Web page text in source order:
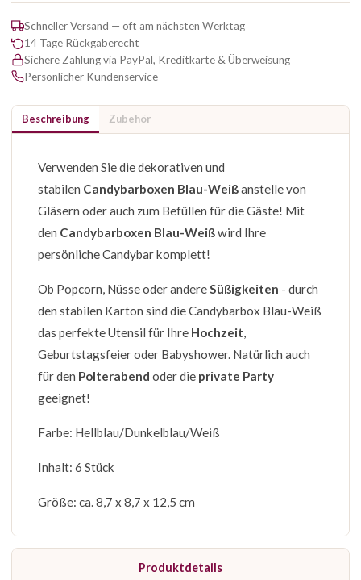
Schneller Versand — oft am nächsten Werktag
14 Tage Rückgaberecht
Sichere Zahlung via PayPal, Kreditkarte & Überweisung
Persönlicher Kundenservice
Beschreibung Zubehör
Verwenden Sie die dekorativen und
stabilen Candybarboxen Blau-Weißanstelle von
Gläsern oder auch zum Befüllen für die Gäste! Mit
den Candybarboxen Blau-Weißwird Ihre
persönliche Candybar komplett!
Ob Popcorn, Nüsse oder andere Süßigkeiten - durch
den stabilen Karton sind die Candybarbox Blau-Weiß
das perfekte Utensil für Ihre Hochzeit
Geburtstagsfeier oder Babyshower. Natürlich auch
für den Polterabend oder die private Party
geeignet!
Farbe: Hellblau/Dunkelblau/Weiß
Inhalt: 6 Stück
Größe: ca. 8,7 x 8,7 x 12,5 cm
Produktdetails